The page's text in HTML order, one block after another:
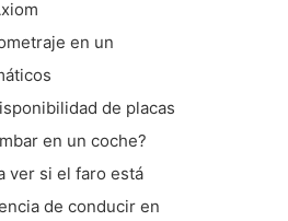
en un
de placas
en un coche?
ver si el faro está
de conducir en